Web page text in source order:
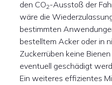
den CO2-Ausstoß der
wäre die
bestimmten
bestelltem Acker oder in
Zuckerrüben keine
eventuell geschädigt
Ein weiteres effizientes